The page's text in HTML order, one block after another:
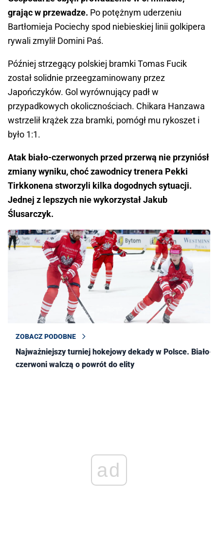
grając w przewadze. Po potężnym uderzeniu
Bartłomieja Pociechy spod niebieskiej linii golkipera
rywali zmylił Domini Paś.
Później strzegący polskiej bramki Tomas Fucik
został solidnie przeegzaminowany przez
Japończyków. Gol wyrównujący padł w
przypadkowych okolicznościach. Chikara Hanzawa
wstrzelił krążek zza bramki, pomógł mu rykoszet i
było 1:1.
Atak biało-czerwonych przed przerwą nie przyniósł
zmiany wyniku, choć zawodnicy trenera Pekki
Tirkkonena stworzyli kilka dogodnych sytuacji.
Jednej z lepszych nie wykorzystał Jakub
Ślusarczyk.
ZOBACZ PODOBNE
Najważniejszy turniej hokejowy dekady w Polsce. Biało-
czerwoni walczą o powrót do elity
ad